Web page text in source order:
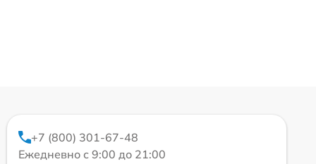
+7 (800) 301-67-48
Ежедневно с 9:00 до 21:00